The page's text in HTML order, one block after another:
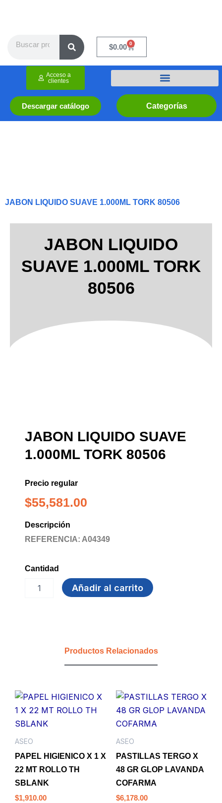
$0.00 0
Cart
Categorías
Descargar catálogo
Acceso a
clientes
JABON LIQUIDO SUAVE 1.000ML TORK 80506
JABON LIQUIDO
SUAVE 1.000ML TORK
80506
JABON LIQUIDO SUAVE
1.000ML TORK 80506
Precio regular
$55,581.00
Descripción
REFERENCIA: A04349
Cantidad
LIQUIDO
Añadir al carrito
Productos Relacionados
ASEO
PAPEL HIGIENICO X 1 X
22 MT ROLLO TH
SBLANK
$1,910.00
ASEO
PASTILLAS TERGO X
48 GR GLOP LAVANDA
COFARMA
$6,178.00